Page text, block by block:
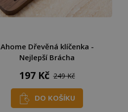
Ahome Dřevěná klíčenka -
Nejlepší Brácha
197 Kč 249 Kč
DO KOŠÍKU